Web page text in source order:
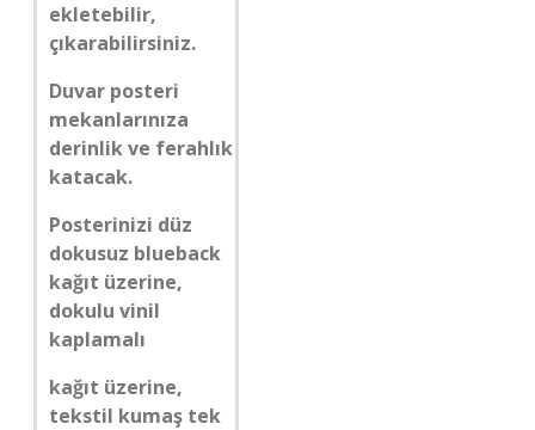
ekletebilir,
çıkarabilirsiniz.
Duvar posteri
mekanlarınıza
derinlik ve ferahlık
katacak.
Posterinizi düz
dokusuz blueback
kağıt üzerine,
dokulu vinil
kaplamalı
kağıt üzerine,
tekstil kumaş tek